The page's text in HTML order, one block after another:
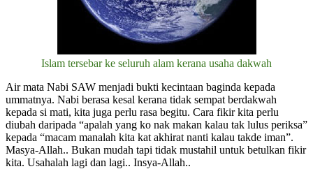
Islam tersebar ke seluruh alam kerana usaha dakwah
Air mata Nabi SAW menjadi bukti kecintaan baginda kepada
ummatnya. Nabi berasa kesal kerana tidak sempat berdakwah
kepada si mati, kita juga perlu rasa begitu. Cara fikir kita perlu
diubah daripada “apalah yang ko nak makan kalau tak lulus periksa”
kepada “macam manalah kita kat akhirat nanti kalau takde iman”.
Masya-Allah.. Bukan mudah tapi tidak mustahil untuk betulkan fikir
kita. Usahalah lagi dan lagi.. Insya-Allah..